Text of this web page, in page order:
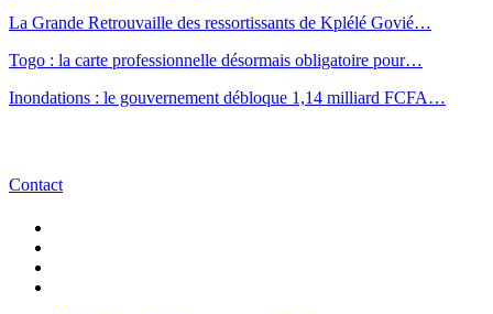
La Grande Retrouvaille des ressortissants de Kplélé Govié…
Togo : la carte professionnelle désormais obligatoire pour…
Inondations : le gouvernement débloque 1,14 milliard FCFA…
Contact